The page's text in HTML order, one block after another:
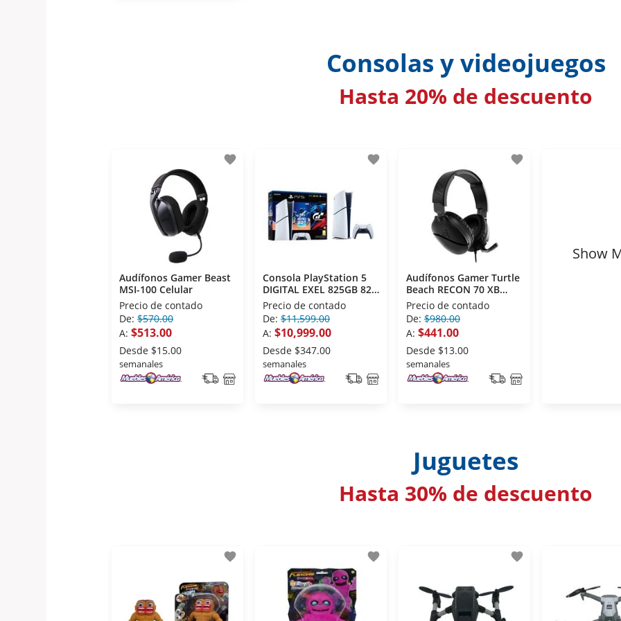
Consolas y videojuegos
Hasta 20% de descuento
favorite
Audífonos Gamer Beast
MSI-100 Celular
Precio de contado
De: $570.00
A: $513.00
Desde $15.00
semanales
favorite
Consola PlayStation 5
DIGITAL EXEL 825GB 825
Gb
Precio de contado
De: $11,599.00
A: $10,999.00
Desde $347.00
semanales
favorite
Audífonos Gamer Turtle
Beach RECON 70 XB
WHITE DJ Celular
Precio de contado
De: $980.00
A: $441.00
Desde $13.00
semanales
Show
Juguetes
Hasta 30% de descuento
favorite favorite favorite